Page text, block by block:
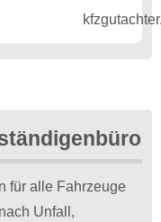
für alle Fahrzeuge
Unfall,